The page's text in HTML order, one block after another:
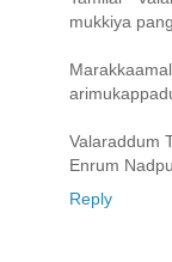
mukkiya
Valaraddum
Enrum
Reply